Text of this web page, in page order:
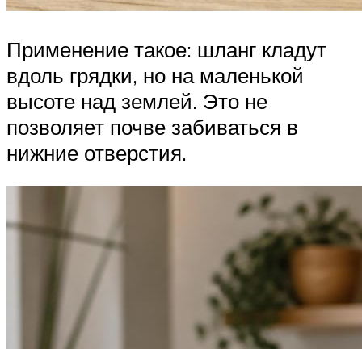
Применение такое: шланг кладут
вдоль грядки, но на маленькой
высоте над землей. Это не
позволяет почве забиваться в
нижние отверстия.